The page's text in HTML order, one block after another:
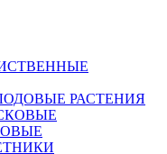
РАСТЕНИЯ